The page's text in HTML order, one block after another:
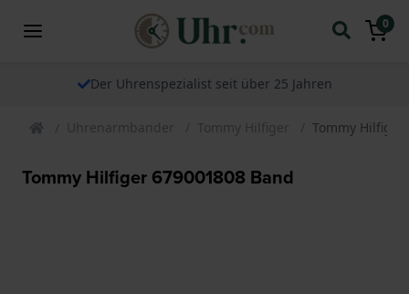
0
Der Uhrenspezialist seit über 25 Jahren
Uhrenarmbander Tommy Hilfiger Tommy Hilfiger
Tommy Hilfiger 679001808 Band